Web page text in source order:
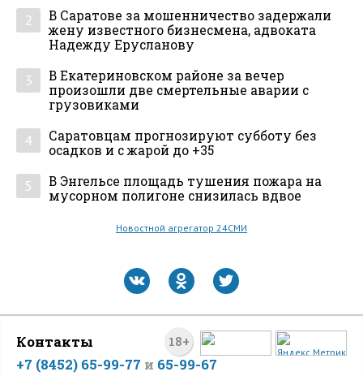
2
В Саратове за мошенничество задержали
жену известного бизнесмена, адвоката
Надежду Ерусланову
3
В Екатериновском районе за вечер
произошли две смертельные аварии с
грузовиками
4
Саратовцам прогнозируют субботу без
осадков и с жарой до +35
5
В Энгельсе площадь тушения пожара на
мусорном полигоне снизилась вдвое
Новостной агрегатор 24СМИ
18+
Контакты
+7 (8452) 65-99-77 и 65-99-67